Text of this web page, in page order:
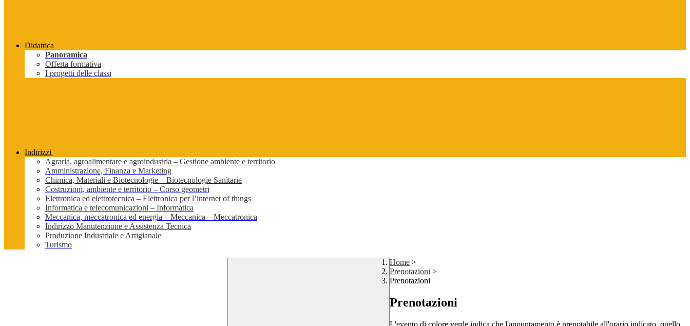
Didattica
Panoramica
Offerta formativa
I progetti delle classi
Indirizzi
Agraria, agroalimentare e agroindustria – Gestione ambiente e territorio
Amministrazione, Finanza e Marketing
Chimica, Materiali e Biotecnologie – Biotecnologie Sanitarie
Costruzioni, ambiente e territorio – Corso geometri
Elettronica ed elettrotecnica – Elettronica per l’internet of things
Informatica e telecomunicazioni – Informatica
Meccanica, meccatronica ed energia – Meccanica – Meccatronica
Indirizzo Manutenzione e Assistenza Tecnica
Produzione Industriale e Artigianale
Turismo
Home >
Prenotazioni >
Prenotazioni
Prenotazioni